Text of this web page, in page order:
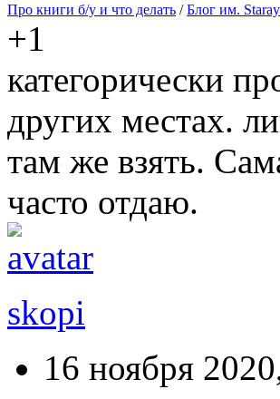
Про книги б/у и что делать /Блог им.
+1
категорически
других местах.
там же взять.
часто отдаю.
skopi
16 ноября